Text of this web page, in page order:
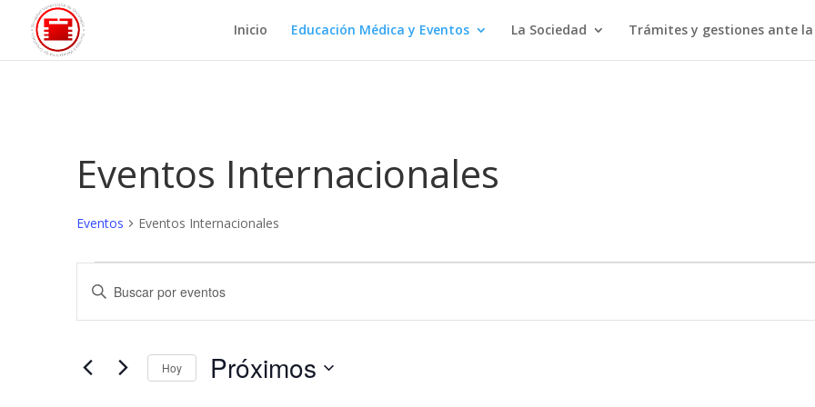
Inicio Educación Médica y Eventos La Sociedad Trámites y gestiones ante la
Eventos Internacionales
Eventos Eventos Internacionales
Eventos
Navegación
de
búsqueda
vistas
Introduce
palabra
Busca
Hoy Próximos